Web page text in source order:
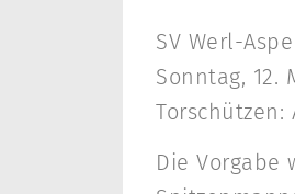
SV Werl-
Sonntag, 12.
Torschützen:
Die Vorgabe